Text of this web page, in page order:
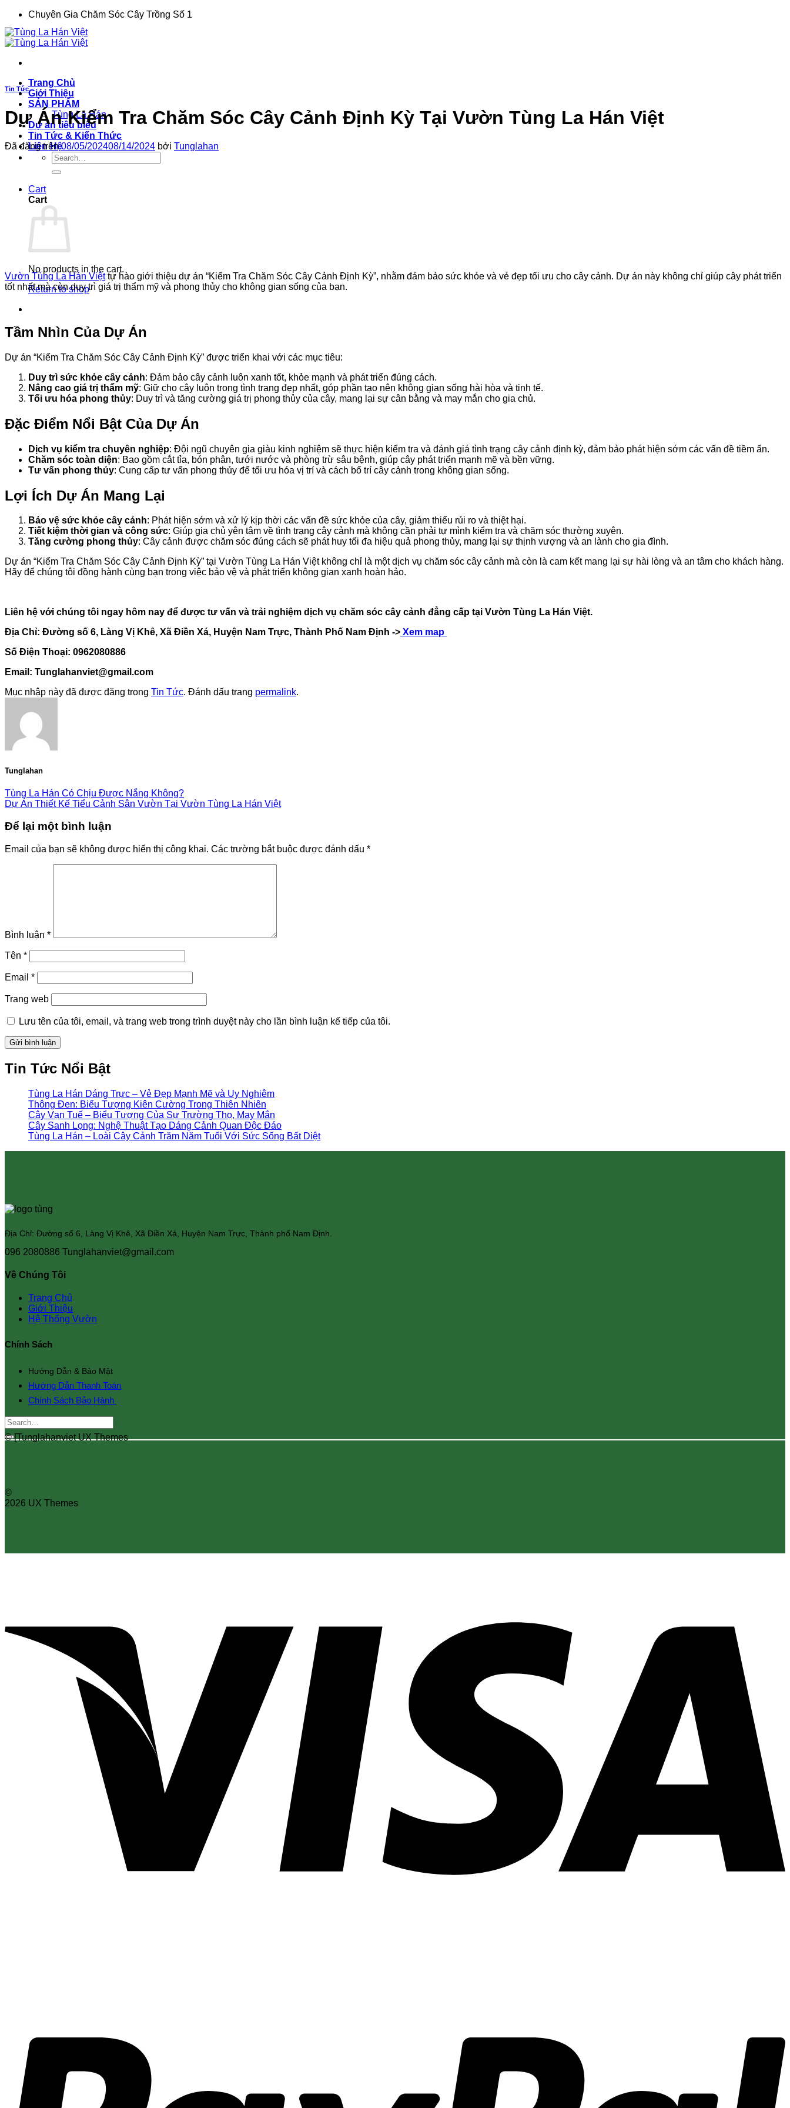
Chuyển
nội
dung
Chuyên Gia Chăm Sóc Cây Trồng Số 1
Trang Chủ
Giới Thiệu
SẢN PHẨM
Tùng La Hán
Dự án tiêu biểu
Tin Tức & Kiến Thức
Liên Hệ
Search
for:
Cart
Cart
No products in the cart.
Return to shop
Tin Tức
Dự Án Kiểm Tra Chăm Sóc Cây Cảnh Định Kỳ Tại Vườn Tùng La Hán Việt
Đã đăng trên08/05/202408/14/2024 bởi Tunglahan
Vườn Tùng La Hán Việttự hào giới thiệu dự án “Kiểm Tra Chăm Sóc Cây Cảnh Định Kỳ”, nhằm đảm bảo sức khỏe và vẻ đẹp tối ưu cho cây cảnh. Dự án này không chỉ giúp cây phát triển
tốt nhất mà còn duy trì giá trị thẩm mỹ và phong thủy cho không gian sống của bạn.
Tầm Nhìn Của Dự Án
Dự án “Kiểm Tra Chăm Sóc Cây Cảnh Định Kỳ” được triển khai với các mục tiêu:
Duy trì sức khỏe cây cảnh: Đảm bảo cây cảnh luôn xanh tốt, khỏe mạnh và phát triển đúng cách.
Nâng cao giá trị thẩm mỹ: Giữ cho cây luôn trong tình trạng đẹp nhất, góp phần tạo nên không gian sống hài hòa và tinh tế.
Tối ưu hóa phong thủy: Duy trì và tăng cường giá trị phong thủy của cây, mang lại sự cân bằng và may mắn cho gia chủ.
Đặc Điểm Nổi Bật Của Dự Án
Dịch vụ kiểm tra chuyên nghiệp: Đội ngũ chuyên gia giàu kinh nghiệm sẽ thực hiện kiểm tra và đánh giá tình trạng cây cảnh định kỳ, đảm bảo phát hiện sớm các vấn đề tiềm ẩn.
Chăm sóc toàn diện: Bao gồm cắt tỉa, bón phân, tưới nước và phòng trừ sâu bệnh, giúp cây phát triển mạnh mẽ và bền vững.
Tư vấn phong thủy: Cung cấp tư vấn phong thủy để tối ưu hóa vị trí và cách bố trí cây cảnh trong không gian sống.
Lợi Ích Dự Án Mang Lại
Bảo vệ sức khỏe cây cảnh: Phát hiện sớm và xử lý kịp thời các vấn đề sức khỏe của cây, giảm thiểu rủi ro và thiệt hại.
Tiết kiệm thời gian và công sức: Giúp gia chủ yên tâm về tình trạng cây cảnh mà không cần phải tự mình kiểm tra và chăm sóc thường xuyên.
Tăng cường phong thủy: Cây cảnh được chăm sóc đúng cách sẽ phát huy tối đa hiệu quả phong thủy, mang lại sự thịnh vượng và an lành cho gia đình.
Dự án “Kiểm Tra Chăm Sóc Cây Cảnh Định Kỳ” tại Vườn Tùng La Hán Việt không chỉ là một dịch vụ chăm sóc cây cảnh mà còn là cam kết mang lại sự hài lòng và an tâm cho khách hàng.
Hãy để chúng tôi đồng hành cùng bạn trong việc bảo vệ và phát triển không gian xanh hoàn hảo.
Liên hệ với chúng tôi ngay hôm nay để được tư vấn và trải nghiệm dịch vụ chăm sóc cây cảnh đẳng cấp tại Vườn Tùng La Hán Việt.
Địa Chỉ: Đường số 6, Làng Vị Khê, Xã Điền Xá, Huyện Nam Trực, Thành Phố Nam Định -> Xem map
Số Điện Thoại: 0962080886
Email: Tunglahanviet@gmail.com
Mục nhập này đã được đăng trong Tin Tức. Đánh dấu trang permalink.
Tunglahan
Tùng La Hán Có Chịu Được Nắng Không?
Dự Án Thiết Kế Tiểu Cảnh Sân Vườn Tại Vườn Tùng La Hán Việt
Để lại một bình luận
Email của bạn sẽ không được hiển thị công khai. Các trường bắt buộc được đánh dấu *
Bình luận *
Tên *
Email *
Trang web
Lưu tên của tôi, email, và trang web trong trình duyệt này cho lần bình luận kế tiếp của tôi.
Tin Tức Nổi Bật
Tùng La Hán Dáng Trực – Vẻ Đẹp Mạnh Mẽ và Uy Nghiêm
Thông Đen: Biểu Tượng Kiên Cường Trong Thiên Nhiên
Cây Vạn Tuế – Biểu Tượng Của Sự Trường Thọ, May Mắn
Cây Sanh Lọng: Nghệ Thuật Tạo Dáng Cảnh Quan Độc Đáo
Tùng La Hán – Loài Cây Cảnh Trăm Năm Tuổi Với Sức Sống Bất Diệt
Địa Chỉ: Đường số 6, Làng Vị Khê, Xã Điền Xá, Huyện Nam Trực, Thành phố Nam Định.
096 2080886 Tunglahanviet@gmail.com
Về Chúng Tôi
Trang Chủ
Giới Thiệu
Hệ Thống Vườn
Chính Sách
Hướng Dẫn & Bảo Mật
Hướng Dẫn Thanh Toán
Chính Sách Bảo Hành
Search
for:
© [Tunglahanviet UX Themes
©
2026 UX Themes